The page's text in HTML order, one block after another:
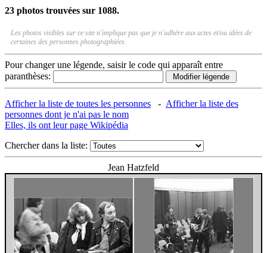
23 photos trouvées sur 1088.
Les photos visibles sur ce site n'implique pas que je n'adhère aux actes et/ou idées de
certaines des personnes photographiées.
Pour changer une légende, saisir le code qui apparaît entre
paranthèses:
Afficher la liste de toutes les personnes - Afficher la liste des
personnes dont je n'ai pas le nom
Elles, ils ont leur page Wikipédia
Chercher dans la liste:
Jean Hatzfeld